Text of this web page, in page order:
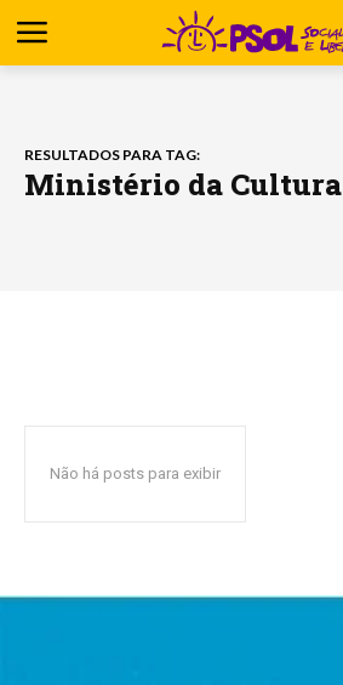
RESULTADOS PARA TAG:
Ministério da Cultura
Não há posts para exibir